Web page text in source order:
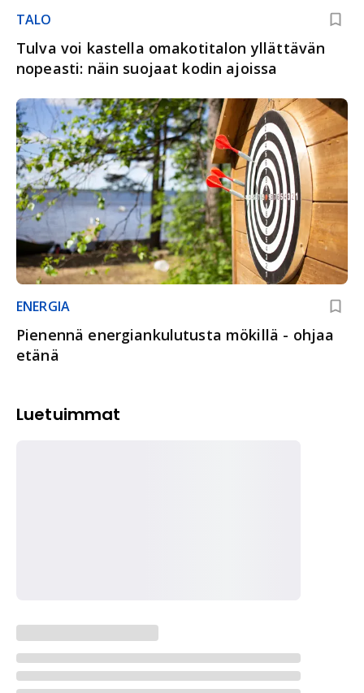
TALO
Tulva voi kastella omakotitalon yllättävän
nopeasti: näin suojaat kodin ajoissa
ENERGIA
Pienennä energiankulutusta mökillä - ohjaa
etänä
Luetuimmat